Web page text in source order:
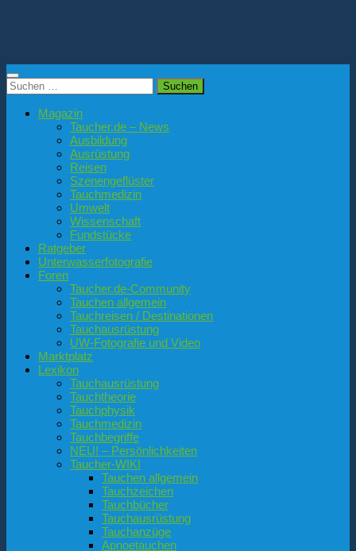
Suchen
nach:
Magazin
Taucher.de – News
Ausbildung
Ausrüstung
Reisen
Szenengeflüster
Tauchmedizin
Umwelt
Wissenschaft
Fundstücke
Ratgeber
Unterwasserfotografie
Foren
Taucher.de-Community
Tauchen allgemein
Tauchreisen / Destinationen
Tauchausrüstung
UW-Fotografie und Video
Marktplatz
Lexikon
Tauchausrüstung
Tauchtheorie
Tauchphysik
Tauchmedizin
Tauchbegriffe
NEU! – Persönlichkeiten
Taucher-WIKI
Tauchen allgemein
Tauchzeichen
Tauchbücher
Tauchausrüstung
Tauchanzüge
Apnoetauchen